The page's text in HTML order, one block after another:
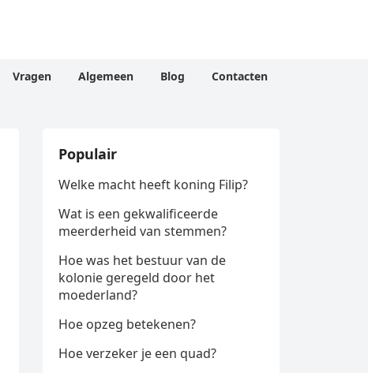
Vragen Algemeen Blog Contacten
Populair
Welke macht heeft koning Filip?
Wat is een gekwalificeerde
meerderheid van stemmen?
Hoe was het bestuur van de
kolonie geregeld door het
moederland?
Hoe opzeg betekenen?
Hoe verzeker je een quad?